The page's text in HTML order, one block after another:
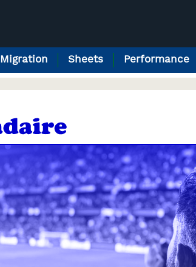
Performance
Sheets
Migration